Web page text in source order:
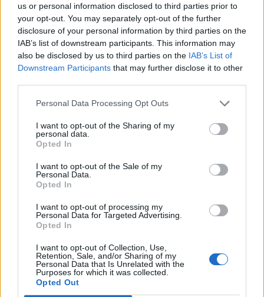
us or personal information disclosed to third parties prior to
your opt-out. You may separately opt-out of the further
disclosure of your personal information by third parties on the
IAB’s list of downstream participants. This information may
also be disclosed by us to third parties on the IAB’s List of
Downstream Participants that may further disclose it to other
Personal Data Processing Opt Outs
I want to opt-out of the Sharing of my
personal data.
Opted In
I want to opt-out of the Sale of my
Personal Data.
Opted In
I want to opt-out of processing my
Personal Data for Targeted Advertising.
Opted In
I want to opt-out of Collection, Use,
Retention, Sale, and/or Sharing of my
Personal Data that Is Unrelated with the
Purposes for which it was collected.
Opted Out
Jaka alkoholna pića su „besmrtna“ pod uslovom da je boca
neotovrena i stoji na relativno hladnom mjestu. Jednom
kad se otvori počinje oksidacija zbog koje nakon dugog
stajanja gube okus, a može se promijeniti i strukturu pića.
Šećer
Slično kao so, i šećer zauvek ostaje dobar ako ga držiš
podalje od vlage ili vatre. I to sve vrste šećera i u svim
oblicima (kristal, u prahu, u kockama…). Možda mu se
promijeni tekstura, ali je i dalje jestiv.
Riža
zamrzivaču, nikad se neće pokvariti. Bijela riža, divlji,
Arborio, jasmin i basmati imaju neograničen rok trajanja.
Izuzetak je integralna riža – koji zahvaljujući većem udjelu